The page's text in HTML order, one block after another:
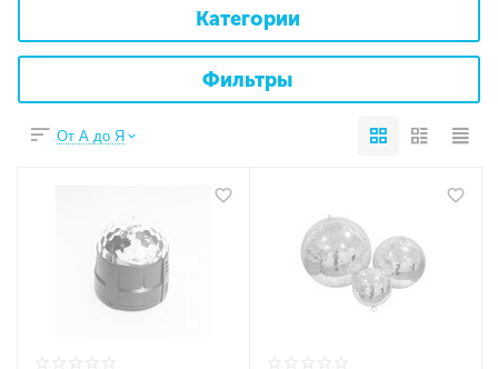
Категории
Фильтры
От А до Я